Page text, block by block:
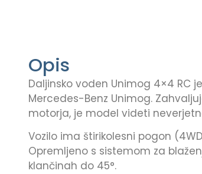
Opis
Daljinsko voden Unimog 4×4 RC
Mercedes-Benz Unimog.
motorja, je model videti
Vozilo ima štirikolesni pogon
Opremljeno s sistemom za
klančinah do 45°.